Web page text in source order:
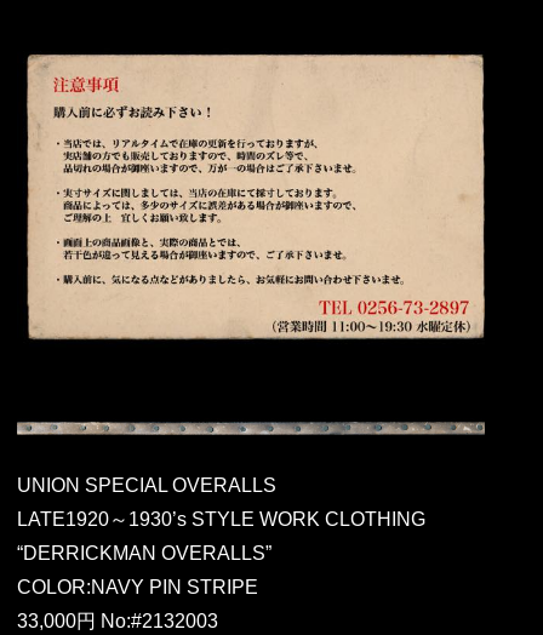
UNION SPECIAL OVERALLS
LATE1920～1930’s STYLE WORK CLOTHING
“DERRICKMAN OVERALLS”
COLOR:NAVY PIN STRIPE
33,000円 No:#2132003